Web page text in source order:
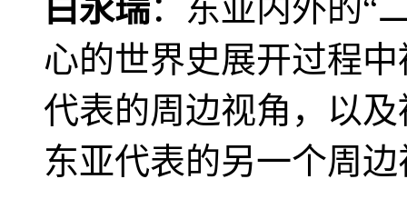
白永瑞：东亚内外的“
心的世界史展开过程
代表的周边视角，以
东亚代表的另一个周